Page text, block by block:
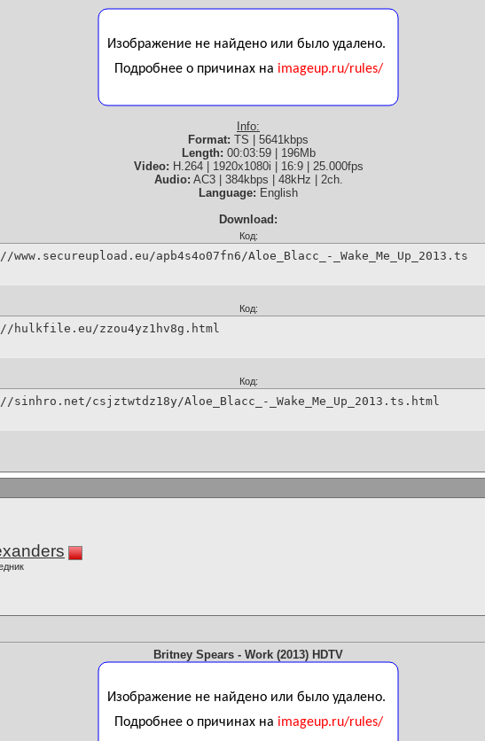
Info:
Format: TS | 5641kbps
Length: 00:03:59 | 196Mb
Video: H.264 | 1920x1080i | 16:9 | 25.000fps
Audio: AC3 | 384kbps | 48kHz | 2ch.
Language: English
Download:
Код:
apb4s4o07fn6/Aloe_Blacc_-_Wake_Me_Up_2013.ts
Код:
hulkfile.eu/zzou4yz1hv8g.html
Код:
sinhro.net/csjztwtdz18y/Aloe_Blacc_-_Wake_Me_Up_2013.ts.html
Britney Spears - Work (2013) HDTV